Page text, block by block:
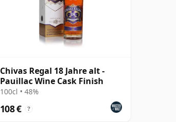
Chivas Regal 18 Jahre alt -
Pauillac Wine Cask Finish
100cl • 48%
108 € ?